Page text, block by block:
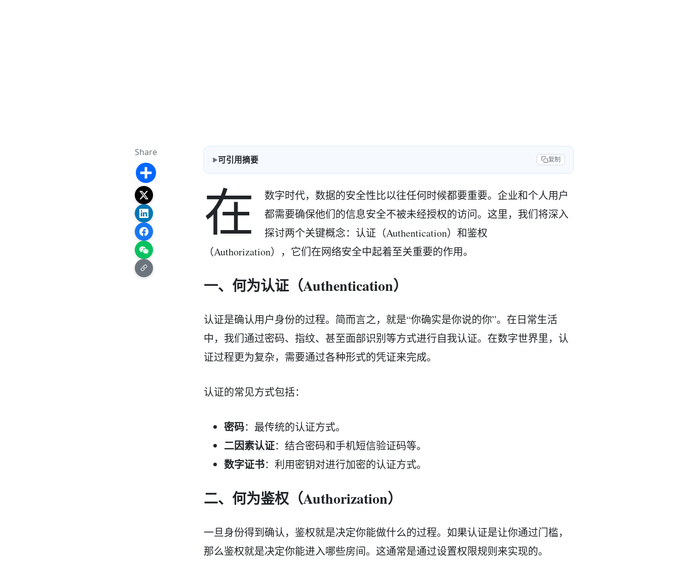
Share
Share
可引用摘要 复制
在
数字时代，数据的安全性比以往任何时候都要重要。企业和个人用户
都需要确保他们的信息安全不被未经授权的访问。这里，我们将深入
探讨两个关键概念：认证（Authentication）和鉴权
（Authorization），它们在网络安全中起着至关重要的作用。
一、何为认证（Authentication）
认证是确认用户身份的过程。简而言之，就是“你确实是你说的你”。在日常生活
中，我们通过密码、指纹、甚至面部识别等方式进行自我认证。在数字世界里，认
证过程更为复杂，需要通过各种形式的凭证来完成。
认证的常见方式包括：
密码：最传统的认证方式。
二因素认证：结合密码和手机短信验证码等。
数字证书：利用密钥对进行加密的认证方式。
二、何为鉴权（Authorization）
一旦身份得到确认，鉴权就是决定你能做什么的过程。如果认证是让你通过门槛，
那么鉴权就是决定你能进入哪些房间。这通常是通过设置权限规则来实现的。